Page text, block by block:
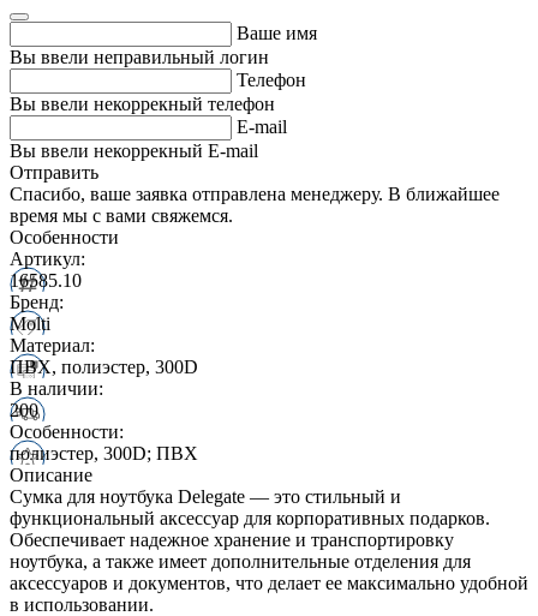
Ваше имя
Вы ввели неправильный логин
Телефон
Вы ввели некоррекный телефон
E-mail
Вы ввели некоррекный E-mail
Отправить
Спасибо, ваше заявка отправлена менеджеру. В ближайшее
время мы с вами свяжемся.
Особенности
Артикул:
16585.10
Бренд:
Molti
Материал:
ПВХ, полиэстер, 300D
В наличии:
200
Особенности:
полиэстер, 300D; ПВХ
Описание
Сумка для ноутбука Delegate — это стильный и
функциональный аксессуар для корпоративных подарков.
Обеспечивает надежное хранение и транспортировку
ноутбука, а также имеет дополнительные отделения для
аксессуаров и документов, что делает ее максимально удобной
в использовании.